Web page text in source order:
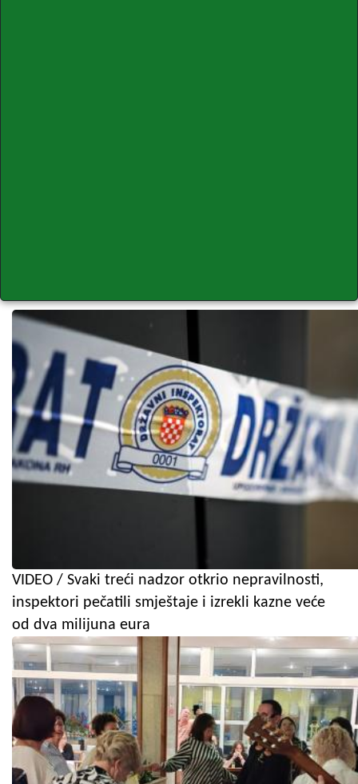
VIDEO / Svaki treći nadzor otkrio nepravilnosti,
inspektori pečatili smještaje i izrekli kazne veće
od dva milijuna eura